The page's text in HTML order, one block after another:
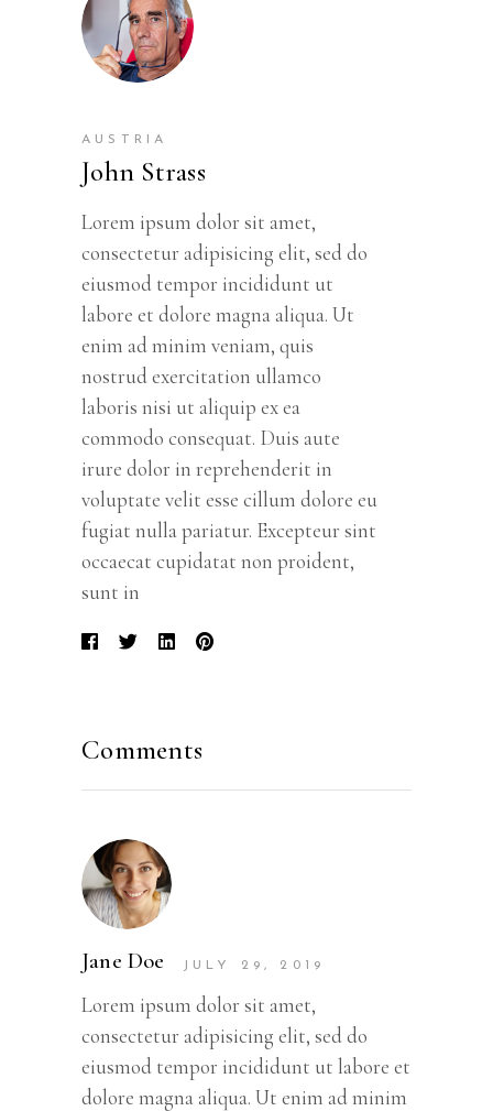
AUSTRIA
John Strass
Lorem ipsum dolor sit amet,
consectetur adipisicing elit, sed do
eiusmod tempor incididunt ut
labore et dolore magna aliqua. Ut
enim ad minim veniam, quis
nostrud exercitation ullamco
laboris nisi ut aliquip ex ea
commodo consequat. Duis aute
irure dolor in reprehenderit in
voluptate velit esse cillum dolore eu
fugiat nulla pariatur. Excepteur sint
occaecat cupidatat non proident,
sunt in
Comments
Jane Doe JULY 29, 2019
Lorem ipsum dolor sit amet,
consectetur adipisicing elit, sed do
eiusmod tempor incididunt ut labore et
dolore magna aliqua. Ut enim ad minim